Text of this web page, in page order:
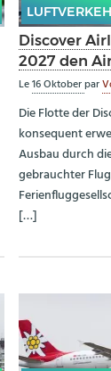
Discover
2027 den
Le16 Oktoberpar
Die Flotte der
konsequent
Ausbau durch
gebrauchter
[…]